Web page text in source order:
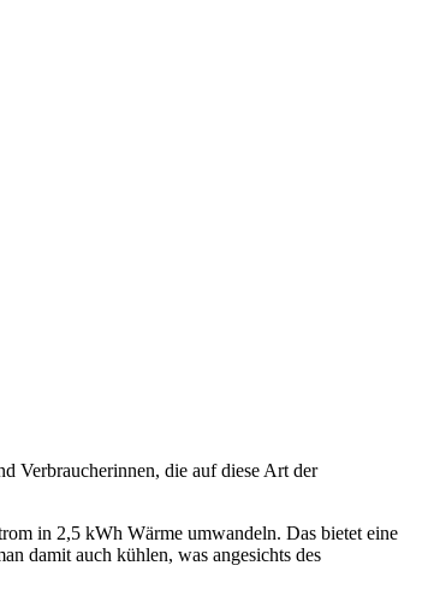
Verbraucherinnen, die auf diese Art der
in 2,5 kWh Wärme umwandeln. Das bietet eine
damit auch kühlen, was angesichts des